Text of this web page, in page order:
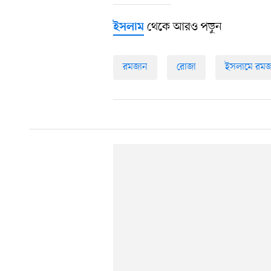
ইসলাম থেকে আরও পড়ুন
রমজান রোজা ইসলামে